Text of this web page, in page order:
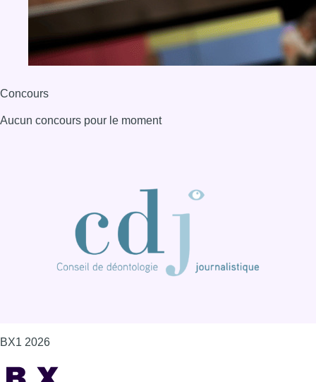
Concours
Aucun concours pour le moment
BX1 2026